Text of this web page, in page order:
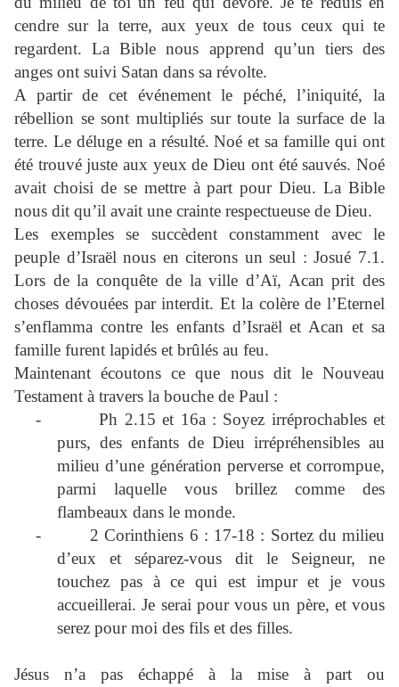
cendre sur la terre, aux yeux de tous ceux qui te
regardent. La Bible nous apprend qu’un tiers des
anges ont suivi Satan dans sa révolte.
A partir de cet événement le péché, l’iniquité, la
rébellion se sont multipliés sur toute la surface de la
terre. Le déluge en a résulté. Noé et sa famille qui ont
été trouvé juste aux yeux de Dieu ont été sauvés. Noé
avait choisi de se mettre à part pour Dieu. La Bible
nous dit qu’il avait une crainte respectueuse de Dieu.
Les exemples se succèdent constamment avec le
peuple d’Israël nous en citerons un seul : Josué 7.1.
Lors de la conquête de la ville d’Aï, Acan prit des
choses dévouées par interdit. Et la colère de l’Eternel
s’enflamma contre les enfants d’Israël et Acan et sa
famille furent lapidés et brûlés au feu.
Maintenant écoutons ce que nous dit le Nouveau
Testament à travers la bouche de Paul :
-
Ph 2.15 et 16a : Soyez irréprochables et
purs, des enfants de Dieu irrépréhensibles au
milieu d’une génération perverse et corrompue,
parmi laquelle vous brillez comme des
flambeaux dans le monde.
-
2 Corinthiens 6 : 17-18 : Sortez du milieu
d’eux et séparez-vous dit le Seigneur, ne
touchez pas à ce qui est impur et je vous
accueillerai. Je serai pour vous un père, et vous
serez pour moi des fils et des filles.
Jésus n’a pas échappé à la mise à part ou